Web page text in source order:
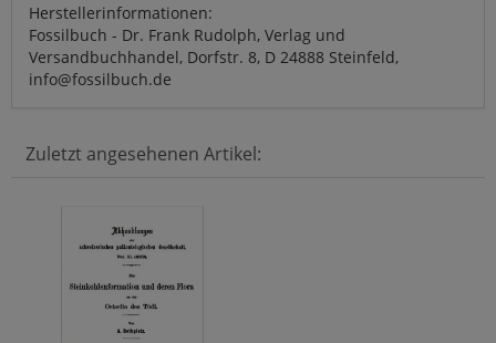
Herstellerinformationen:
Fossilbuch - Dr. Frank Rudolph, Verlag und
Versandbuchhandel, Dorfstr. 8, D 24888 Steinfeld,
info@fossilbuch.de
Zuletzt angesehenen Artikel: